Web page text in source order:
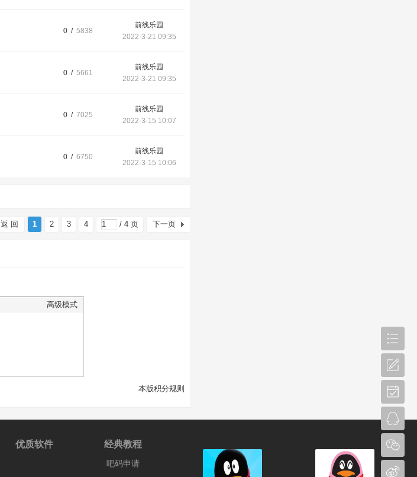
0 / 5838
前线乐园
2022-3-21 09:35
0 / 5661
前线乐园
2022-3-21 09:35
0 / 7025
前线乐园
2022-3-15 10:07
0 / 6750
前线乐园
2022-3-15 10:06
1 2 3 4 / 4 页 下一页
返 回
高级模式
本版积分规则
优质软件 经典教程
吧码申请